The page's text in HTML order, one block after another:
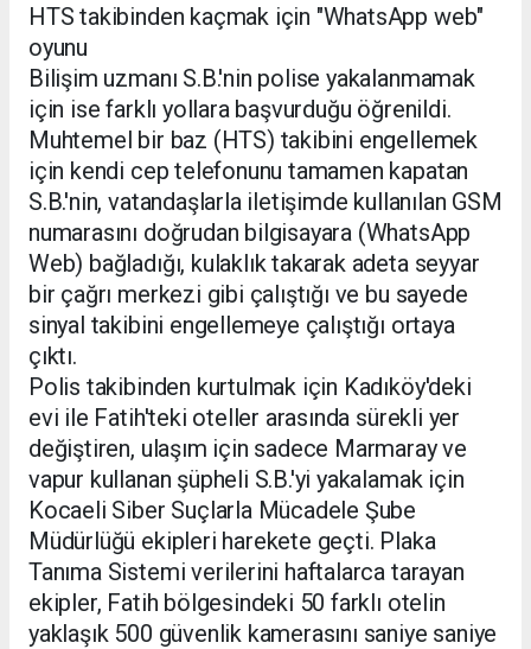
HTS takibinden kaçmak için "WhatsApp web"
oyunu
Bilişim uzmanı S.B.'nin polise yakalanmamak
için ise farklı yollara başvurduğu öğrenildi.
Muhtemel bir baz (HTS) takibini engellemek
için kendi cep telefonunu tamamen kapatan
S.B.'nin, vatandaşlarla iletişimde kullanılan GSM
numarasını doğrudan bilgisayara (WhatsApp
Web) bağladığı, kulaklık takarak adeta seyyar
bir çağrı merkezi gibi çalıştığı ve bu sayede
sinyal takibini engellemeye çalıştığı ortaya
çıktı.
Polis takibinden kurtulmak için Kadıköy'deki
evi ile Fatih'teki oteller arasında sürekli yer
değiştiren, ulaşım için sadece Marmaray ve
vapur kullanan şüpheli S.B.'yi yakalamak için
Kocaeli Siber Suçlarla Mücadele Şube
Müdürlüğü ekipleri harekete geçti. Plaka
Tanıma Sistemi verilerini haftalarca tarayan
ekipler, Fatih bölgesindeki 50 farklı otelin
yaklaşık 500 güvenlik kamerasını saniye saniye